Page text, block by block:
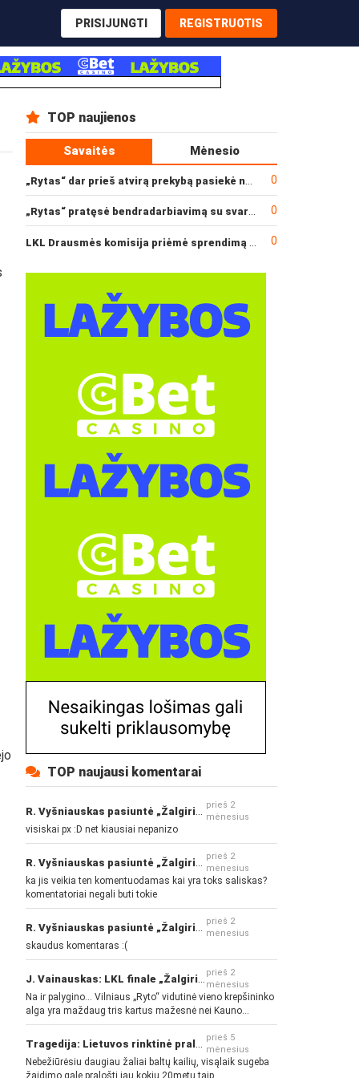
PRISIJUNGTI REGISTRUOTIS
TOP naujienos
Savaitės Mėnesio
0
„Rytas“ pratęsė bendradarbiavimą su svarbiu rėmėju 0
0
TOP naujausi komentarai
R. Vyšniauskas pasiuntė „Žalgirio“ ir kitų klubų fanus prieš 2
mėnesius
visiskai px :D net kiausiai nepanizo
R. Vyšniauskas pasiuntė „Žalgirio“ ir kitų klubų fanus prieš 2
mėnesius
ka jis veikia ten komentuodamas kai yra toks saliskas?
komentatoriai negali buti tokie
R. Vyšniauskas pasiuntė „Žalgirio“ ir kitų klubų fanus prieš 2
mėnesius
skaudus komentaras :(
J. Vainauskas: LKL finale „Žalgiris“ norės pažeminti „Rytą“ prieš 2
mėnesius
Na ir palygino... Vilniaus „Ryto“ vidutinė vieno krepšininko
alga yra maždaug tris kartus mažesnė nei Kauno
„Žalgirio“... Mokama už sugebėjimus... Nėra pinigų - nėra
gerų žaidėjų...
Tragedija: Lietuvos rinktinė pralaimėjo Islandijai prieš 5
mėnesius
Nebežiūrėsiu daugiau žaliai baltų kailių, visąlaik sugeba